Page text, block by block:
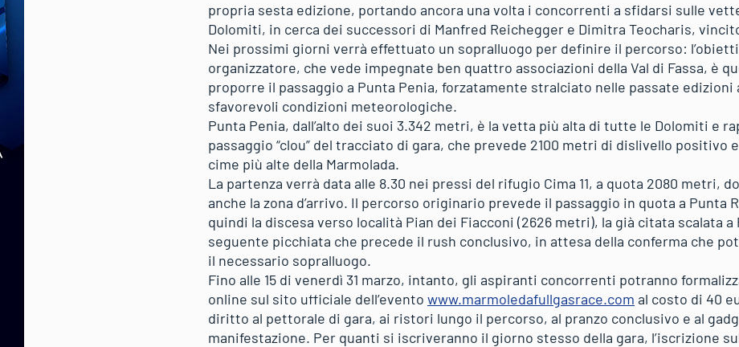
propria sesta edizione, portando ancora una volta i concorrenti a sfidarsi sulle
Dolomiti, in cerca dei successori di Manfred Reichegger e Dimitra Teocharis,
Nei prossimi giorni verrà effettuato un sopralluogo per definire il percorso:
organizzatore, che vede impegnate ben quattro associazioni della Val di Fassa, è
proporre il passaggio a Punta Penia, forzatamente stralciato nelle passate edizioni
sfavorevoli condizioni meteorologiche.
Punta Penia, dall’alto dei suoi 3.342 metri, è la vetta più alta di tutte le Dolomiti e
passaggio “clou” del tracciato di gara, che prevede 2100 metri di dislivello positivo
cime più alte della Marmolada.
La partenza verrà data alle 8.30 nei pressi del rifugio Cima 11, a quota 2080 metri,
anche la zona d’arrivo. Il percorso originario prevede il passaggio in quota a Punta
quindi la discesa verso località Pian dei Fiacconi (2626 metri), la già citata scalata a
seguente picchiata che precede il rush conclusivo, in attesa della conferma che
il necessario sopralluogo.
Fino alle 15 di venerdì 31 marzo, intanto, gli aspiranti concorrenti potranno
online sul sito ufficiale dell’evento www.marmoledafullgasrace.com al costo di 40
diritto al pettorale di gara, ai ristori lungo il percorso, al pranzo conclusivo e al
manifestazione. Per quanti si iscriveranno il giorno stesso della gara, l’iscrizione